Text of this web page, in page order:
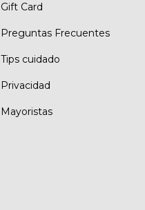
Gift Card
Preguntas Frecuentes
Tips cuidado
Privacidad
Mayoristas